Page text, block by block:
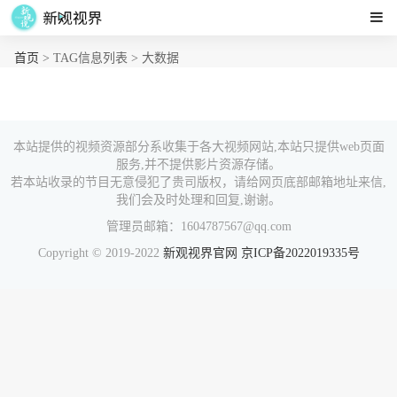
首页 > TAG信息列表 > 大数据
本站提供的视频资源部分系收集于各大视频网站,本站只提供web页面
服务,并不提供影片资源存储。
若本站收录的节目无意侵犯了贵司版权，请给网页底部邮箱地址来信,
我们会及时处理和回复,谢谢。
管理员邮箱：1604787567@qq.com
Copyright © 2019-2022 新观视界官网 京ICP备2022019335号